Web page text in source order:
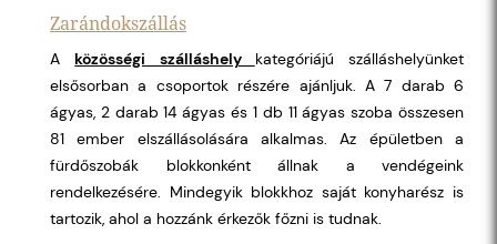
Zarándokszállás
Aközösségi szálláshely kategóriájú szálláshelyünket
elsősorban a csoportok részére ajánljuk. A 7 darab 6
ágyas, 2 darab 14 ágyas és 1 db 11 ágyas szoba összesen
81 ember elszállásolására alkalmas. Az épületben a
fürdőszobák blokkonként állnak a vendégeink
rendelkezésére. Mindegyik blokkhoz saját konyharész is
tartozik, ahol a hozzánk érkezők főzni is tudnak.